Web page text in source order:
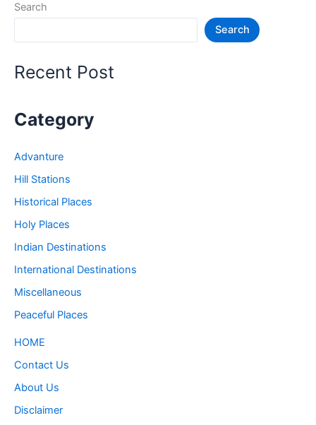
जगह
Places
Search
Search
Recent Post
Category
Advanture
Hill Stations
Historical Places
Holy Places
Indian Destinations
International Destinations
Miscellaneous
Peaceful Places
HOME
Contact Us
About Us
Disclaimer